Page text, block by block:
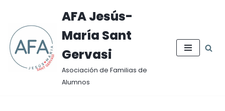
Saltar
al
contenido
AFA Jesús-
María Sant
Gervasi
Asociación de Familias de
Alumnos